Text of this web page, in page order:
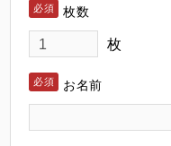
枚数
枚
お名前